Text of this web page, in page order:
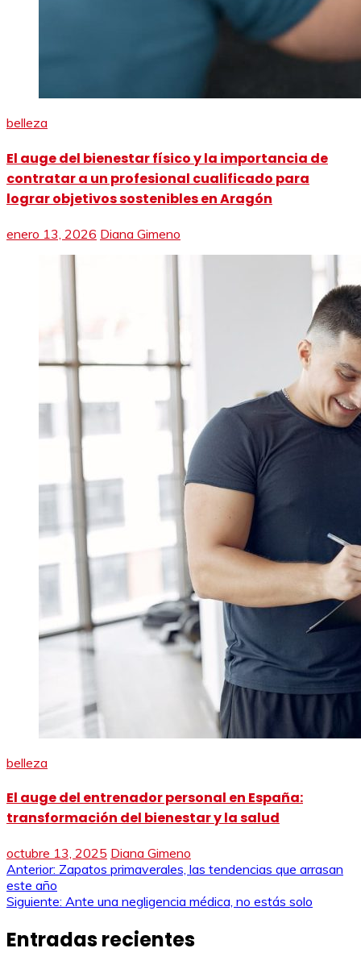
belleza
El auge del bienestar físico y la importancia de
contratar a un profesional cualificado para
lograr objetivos sostenibles en Aragón
enero 13, 2026 Diana Gimeno
belleza
El auge del entrenador personal en España:
transformación del bienestar y la salud
octubre 13, 2025 Diana Gimeno
Navegación
de
entradas
Anterior: Zapatos primaverales, las tendencias que arrasan
este año
Siguiente: Ante una negligencia médica, no estás solo
Entradas recientes